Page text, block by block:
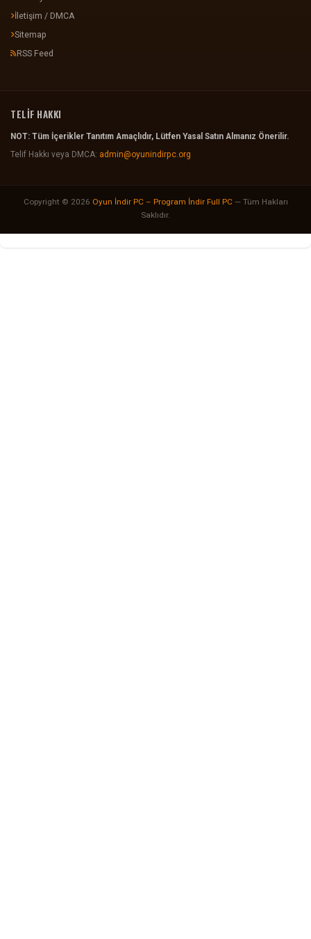
İletişim / DMCA
Sitemap
RSS Feed
TELİF HAKKI
NOT: Tüm İçerikler Tanıtım Amaçlıdır, Lütfen Yasal Satın Almanız Önerilir.
Telif Hakkı veya DMCA: admin@oyunindirpc.org
Copyright © 2026 Oyun İndir PC – Program İndir Full PC — Tüm Hakları
Saklıdır.